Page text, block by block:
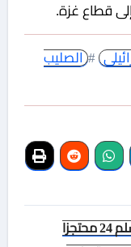
إلى قطاع غزة.
#
الصليب
مصر تتسلم 24 محتجزا